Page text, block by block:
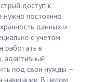
доступ к
постоянно
данных и
с учетом
работать в
адаптивный
под свои нужды —
В целом,